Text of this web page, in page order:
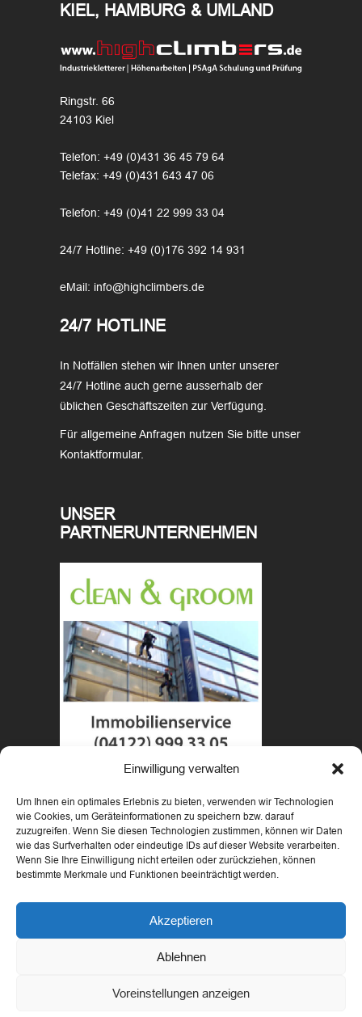
Einwilligung verwalten
Um Ihnen ein optimales Erlebnis zu bieten, verwenden wir Technologien
wie Cookies, um Geräteinformationen zu speichern bzw. darauf
zuzugreifen. Wenn Sie diesen Technologien zustimmen, können wir Daten
wie das Surfverhalten oder eindeutige IDs auf dieser Website verarbeiten.
Wenn Sie Ihre Einwilligung nicht erteilen oder zurückziehen, können
bestimmte Merkmale und Funktionen beeinträchtigt werden.
Akzeptieren
Ablehnen
Voreinstellungen anzeigen
KIEL, HAMBURG & UMLAND
Ringstr. 66
24103 Kiel
Telefon: +49 (0)431 36 45 79 64
Telefax: +49 (0)431 643 47 06
Telefon: +49 (0)41 22 999 33 04
24/7 Hotline: +49 (0)176 392 14 931
eMail: info@highclimbers.de
24/7 HOTLINE
In Notfällen stehen wir Ihnen unter unserer
24/7 Hotline auch gerne ausserhalb der
üblichen Geschäftszeiten zur Verfügung.
Für allgemeine Anfragen nutzen Sie bitte unser
Kontaktformular.
UNSER
PARTNERUNTERNEHMEN
DATENSCHUTZ
Richtlinie